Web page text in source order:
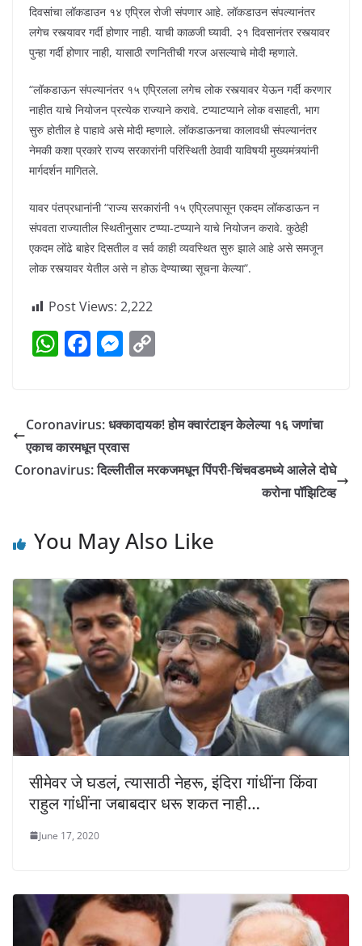
दिवसांचा लॉकडाउन १४ एप्रिल रोजी संपणार आहे. लॉकडाउन संपल्यानंतर
लगेच रस्त्यावर गर्दी होणार नाही. याची काळजी घ्यावी. २१ दिवसानंतर रस्त्यावर
पुन्हा गर्दी होणार नाही, यासाठी रणनितीची गरज असल्याचे मोदी म्हणाले.
“लॉकडाऊन संपल्यानंतर १५ एप्रिलला लगेच लोक रस्त्यावर येऊन गर्दी करणार
नाहीत याचे नियोजन प्रत्येक राज्याने करावे. टप्याटप्याने लोक वसाहती, भाग
सुरु होतील हे पाहावे असे मोदी म्हणाले. लॉकडाऊनचा कालावधी संपल्यानंतर
नेमकी कशा प्रकारे राज्य सरकारांनी परिस्थिती ठेवावी याविषयी मुख्यमंत्र्यांनी
मार्गदर्शन मागितले.
यावर पंतप्रधानांनी “राज्य सरकारांनी १५ एप्रिलपासून एकदम लॉकडाऊन न
संपवता राज्यातील स्थितीनुसार टप्प्या-टप्प्याने याचे नियोजन करावे. कुठेही
एकदम लोंढे बाहेर दिसतील व सर्व काही व्यवस्थित सुरु झाले आहे असे समजून
लोक रस्त्यावर येतील असे न होऊ देण्याच्या सूचना केल्या”.
Post Views: 2,222
W
s
A
p
F
e
b
o
k
M
e
n
g
y
n
Coronavirus: धक्कादायक! होम क्वारंटाइन केलेल्या १६ जणांचा
एकाच कारमधून प्रवास
Coronavirus: दिल्लीतील मरकजमधून पिंपरी-चिंचवडमध्ये आलेले दोघे
करोना पॉझिटिव्ह
You May Also Like
सीमेवर जे घडलं, त्यासाठी नेहरू, इंदिरा गांधींना किंवा
राहुल गांधींना जबाबदार धरू शकत नाही…
June 17, 2020